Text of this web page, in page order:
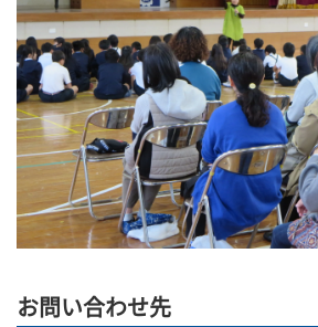
お問い合わせ先